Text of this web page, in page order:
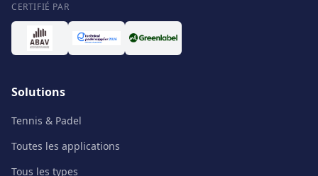
CERTIFIÉ PAR
Solutions
Tennis & Padel
Toutes les applications
Tous les types